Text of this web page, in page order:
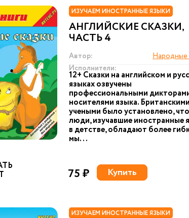
ИЗУЧАЕМ ИНОСТРАННЫЕ ЯЗЫКИ
АНГЛИЙСКИЕ СКАЗКИ,
ЧАСТЬ 4
Автор:
Народные
Исполнители:
12+ Сказки на английском и
языках озвучены
профессиональными
носителями языка. Британскими
учеными было установлено, что
люди, изучавшие иностранные
в детстве, обладают более
мы...
75 ₽ Купить
ИЗУЧАЕМ ИНОСТРАННЫЕ ЯЗЫКИ